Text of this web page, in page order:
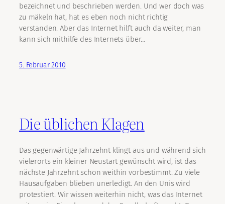
bezeichnet und beschrieben werden. Und wer doch was
zu mäkeln hat, hat es eben noch nicht richtig
verstanden. Aber das Internet hilft auch da weiter, man
kann sich mithilfe des Internets über…
5. Februar 2010
Die üblichen Klagen
Das gegenwärtige Jahrzehnt klingt aus und während sich
vielerorts ein kleiner Neustart gewünscht wird, ist das
nächste Jahrzehnt schon weithin vorbestimmt. Zu viele
Hausaufgaben blieben unerledigt. An den Unis wird
protestiert. Wir wissen weiterhin nicht, was das Internet